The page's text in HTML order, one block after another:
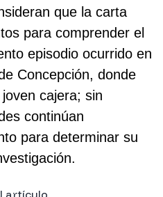
que la carta
para comprender el
episodio ocurrido en
Concepción, donde
cajera; sin
continúan
para determinar su